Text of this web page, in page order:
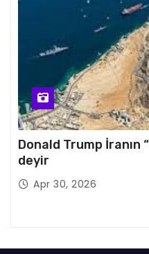
Donald Trump İranın
deyir
Apr 30, 2026